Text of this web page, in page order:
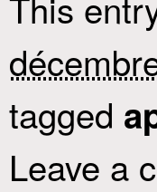
tagged
Leave a